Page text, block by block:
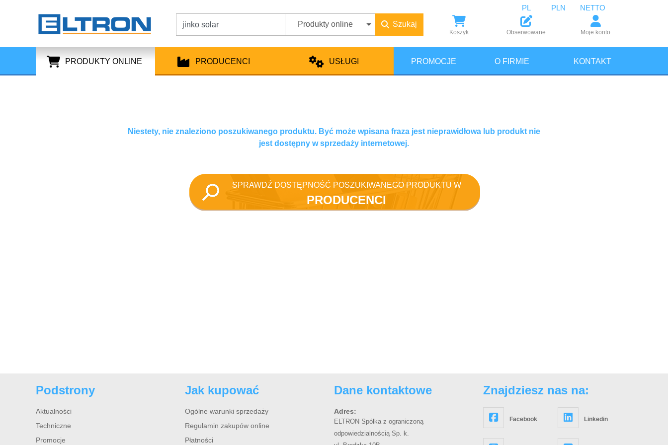
Produkty online Szukaj
Koszyk Obserwowane Moje konto
PL PLN NETTO
PRODUKTY ONLINE PRODUCENCI USŁUGI PROMOCJE O FIRMIE KONTAKT
Niestety, nie znaleziono poszukiwanego produktu. Być może wpisana fraza jest nieprawidłowa lub produkt nie
jest dostępny w sprzedaży internetowej.
SPRAWDŹ DOSTĘPNOŚĆ POSZUKIWANEGO PRODUKTU W
PRODUCENCI
Podstrony
Aktualności
Techniczne
Promocje
Jak kupować
Ogólne warunki sprzedaży
Regulamin zakupów online
Płatności
Dane kontaktowe
Adres:
ELTRON Spółka z ograniczoną
odpowiedzialnością Sp. k.
Znajdziesz nas na:
Facebook Linkedin